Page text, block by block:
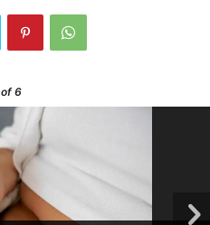
of 6